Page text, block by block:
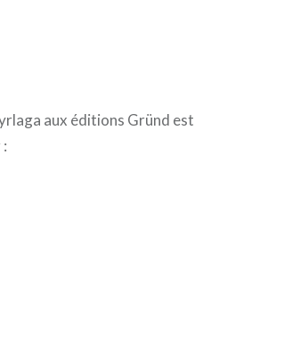
aux éditions Gründ est